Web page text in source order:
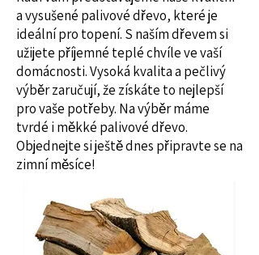
a vysušené palivové dřevo, které je
ideální pro topení. S naším dřevem si
užijete příjemné teplé chvíle ve vaší
domácnosti. Vysoká kvalita a pečlivý
výběr zaručují, že získáte to nejlepší
pro vaše potřeby. Na výběr máme
tvrdé i měkké palivové dřevo.
Objednejte si ještě dnes připravte se na
zimní měsíce!